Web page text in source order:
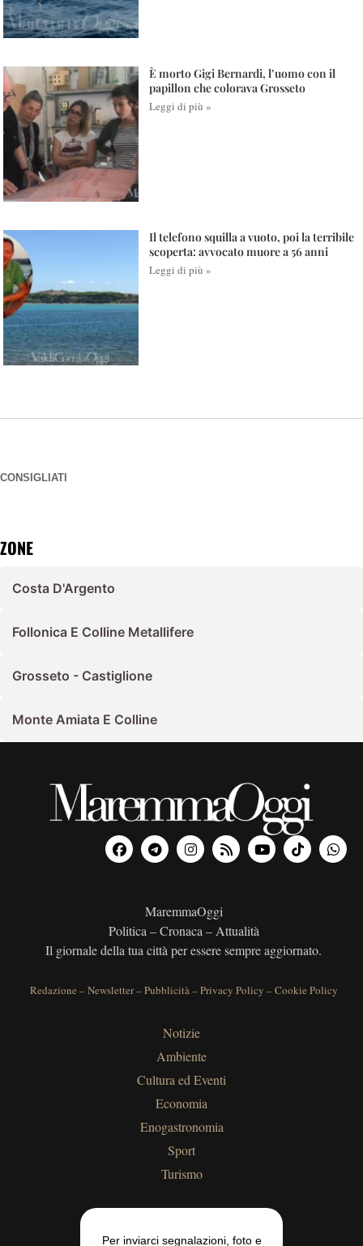
È morto Gigi Bernardi, l’uomo con il
papillon che colorava Grosseto
Leggi di più »
Il telefono squilla a vuoto, poi la terribile
scoperta: avvocato muore a 56 anni
Leggi di più »
CONSIGLIATI
ZONE
Costa D'Argento
Follonica E Colline Metallifere
Grosseto - Castiglione
Monte Amiata E Colline
MaremmaOggi
Politica – Cronaca – Attualità
Il giornale della tua città per essere sempre aggiornato.
Redazione –Newsletter–Pubblicità–Privacy Policy –Cookie Policy
Notizie
Ambiente
Cultura ed Eventi
Economia
Enogastronomia
Sport
Turismo
Per inviarci segnalazioni, foto e